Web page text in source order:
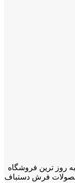
روز ترین فروشگاه
فرش دستباف